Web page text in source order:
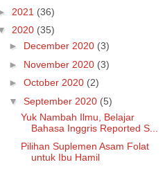
2021 (36)
2020 (35)
► December 2020 (3)
► November 2020 (3)
► October 2020 (2)
▼ September 2020 (5)
Yuk Nambah Ilmu, Belajar
Bahasa Inggris Reported S...
Pilihan Suplemen Asam Folat
untuk Ibu Hamil